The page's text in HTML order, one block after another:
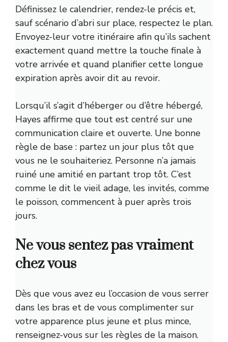
Définissez le calendrier, rendez-le précis et,
sauf scénario d’abri sur place, respectez le plan.
Envoyez-leur votre itinéraire afin qu’ils sachent
exactement quand mettre la touche finale à
votre arrivée et quand planifier cette longue
expiration après avoir dit au revoir.
Lorsqu’il s’agit d’héberger ou d’être hébergé,
Hayes affirme que tout est centré sur une
communication claire et ouverte. Une bonne
règle de base : partez un jour plus tôt que
vous ne le souhaiteriez. Personne n’a jamais
ruiné une amitié en partant trop tôt. C’est
comme le dit le vieil adage, les invités, comme
le poisson, commencent à puer après trois
jours.
Ne vous sentez pas vraiment
chez vous
Dès que vous avez eu l’occasion de vous serrer
dans les bras et de vous complimenter sur
votre apparence plus jeune et plus mince,
renseignez-vous sur les règles de la maison.